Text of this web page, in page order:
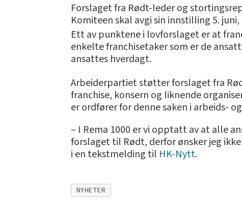
Forslaget fra Rødt-leder og
Komiteen skal avgi sin innstilling 5.
Ett av punktene i lovforslaget er at
enkelte franchisetaker som er de
ansattes hverdagt.
Arbeiderpartiet støtter forslaget fra
franchise, konsern og liknende
er ordfører for denne saken i arbeids-
– I Rema 1000 er vi opptatt av at alle
forslaget til Rødt, derfor ønsker jeg
i en tekstmelding til HK-Nytt.
NYHETER